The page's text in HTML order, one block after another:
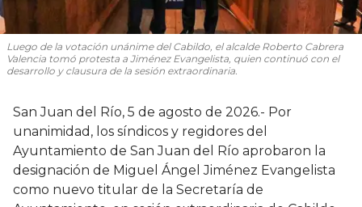
Luego de la votación unánime del Cabildo, el alcalde Roberto Cabrera
Valencia tomó protesta a Jiménez Evangelista, quien continuó con el
desarrollo y clausura de la sesión extraordinaria.
San Juan del Río, 5 de agosto de 2026.- Por
unanimidad, los síndicos y regidores del
Ayuntamiento de San Juan del Río aprobaron la
designación de Miguel Ángel Jiménez Evangelista
como nuevo titular de la Secretaría de